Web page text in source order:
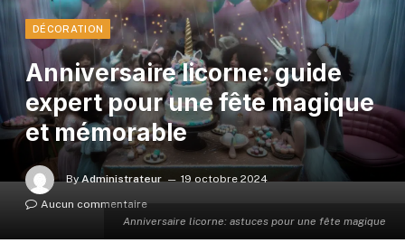
Anniversaire licorne: astuces pour une fête magique
DÉCORATION
Anniversaire licorne: guide
expert pour une fête magique
et mémorable
By Administrateur
19 octobre 2024
Aucun commentaire